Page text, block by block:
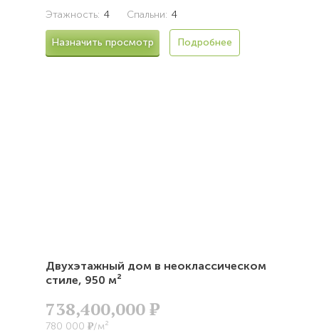
Этажность: 4 Спальни: 4
Назначить просмотр Подробнее
Двухэтажный дом в неоклассическом
стиле, 950 м²
738,400,000Р
780 000 Р/м²